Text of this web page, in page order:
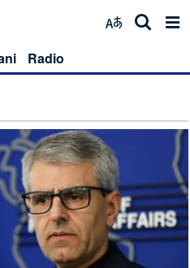
Radio